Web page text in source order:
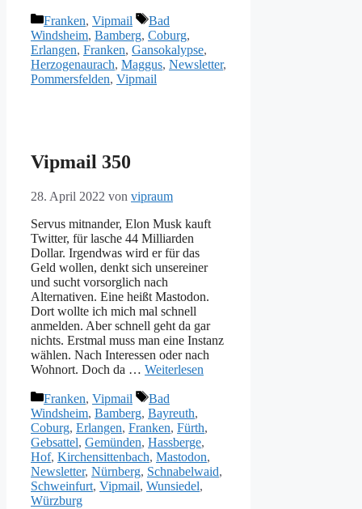
Kategorien
Franken, Vipmail Schlagwörter
Bad
Windsheim, Bamberg, Coburg,
Erlangen, Franken, Gansokalypse,
Herzogenaurach, Maggus, Newsletter,
Pommersfelden, Vipmail
Vipmail 350
28. April 2022 von vipraum
Servus mitnander, Elon Musk kauft
Twitter, für lasche 44 Milliarden
Dollar. Irgendwas wird er für das
Geld wollen, denkt sich unsereiner
und sucht vorsorglich nach
Alternativen. Eine heißt Mastodon.
Dort wollte ich mich mal schnell
anmelden. Aber schnell geht da gar
nichts. Erstmal muss man eine Instanz
wählen. Nach Interessen oder nach
Wohnort. Doch da … Weiterlesen
Kategorien
Franken, Vipmail Schlagwörter
Bad
Windsheim, Bamberg, Bayreuth,
Coburg, Erlangen, Franken, Fürth,
Gebsattel, Gemünden, Hassberge,
Hof, Kirchensittenbach, Mastodon,
Newsletter, Nürnberg, Schnabelwaid,
Schweinfurt, Vipmail, Wunsiedel,
Würzburg